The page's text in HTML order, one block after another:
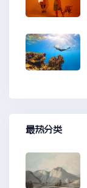
最热分类